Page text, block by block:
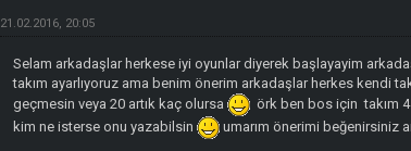
21.02.2016, 20:05
Selam arkadaşlar herkese iyi oyunlar diyerek başlayayim
takım ayarlıyoruz ama benim önerim arkadaşlar herkes kendi
geçmesin veya 20 artık kaç olursa
örk ben bos için takım
kim ne isterse onu yazabilsin
umarım önerimi beğenirsiniz